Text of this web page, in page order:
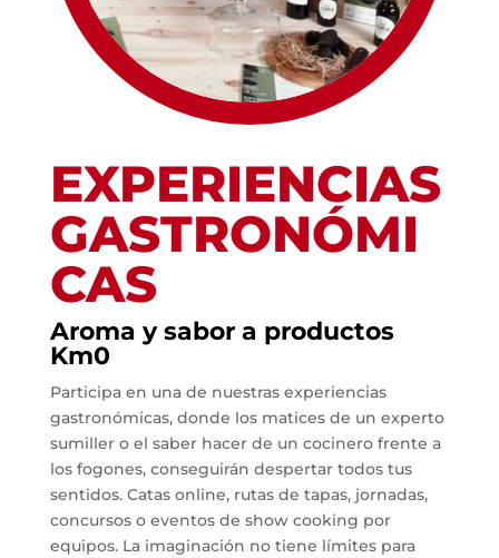
EXPERIENCIAS
GASTRONÓMI
CAS
Aroma y sabor a productos
Km0
Participa en una de nuestras experiencias
gastronómicas, donde los matices de un experto
sumiller o el saber hacer de un cocinero frente a
los fogones, conseguirán despertar todos tus
sentidos. Catas online, rutas de tapas, jornadas,
concursos o eventos de show cooking por
equipos. La imaginación no tiene límites para